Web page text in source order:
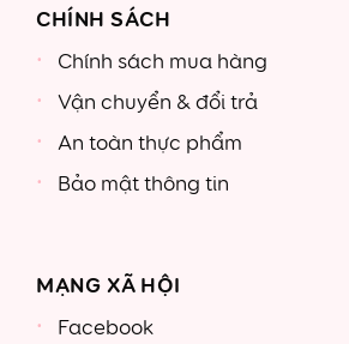
CHÍNH SÁCH
Chính sách mua hàng
Vận chuyển & đổi trả
An toàn thực phẩm
Bảo mật thông tin
MẠNG XÃ HỘI
Facebook